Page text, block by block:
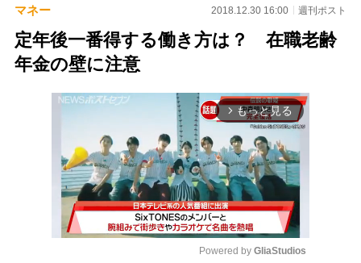
マネー 2018.12.30 16:00 週刊ポスト
定年後一番得する働き方は？ 在職老齢
年金の壁に注意
arrow_forward_ios もっと見る
Powered by GliaStudios